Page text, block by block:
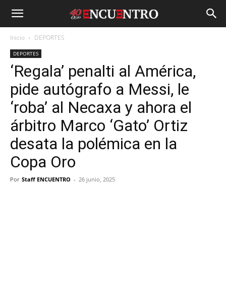
Inicio DEPORTES
DEPORTES
‘Regala’ penalti al América,
pide autógrafo a Messi, le
‘roba’ al Necaxa y ahora el
árbitro Marco ‘Gato’ Ortiz
desata la polémica en la
Copa Oro
Por Staff ENCUENTRO - 26 junio, 2025